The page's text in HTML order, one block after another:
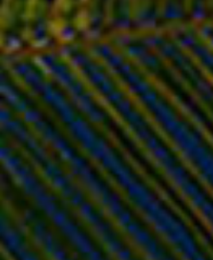
SKU:e98be96f9646
€44.50
Σε απόθεμα
Παράδοση σε 1–3 ημέρες
ΠΡΟΣΘΉΚΗ ΣΤΟ
ΚΑΛΆΘΙ